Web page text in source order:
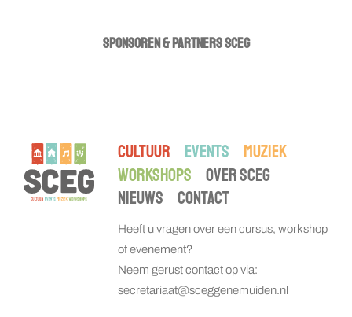
SPONSOREN & PARTNERS SCEG
CULTUUR EVENTS
MUZIEK
WORKSHOPS
OVER SCEG
NIEUWS
CONTACT
Heeft u vragen over een cursus, workshop
of evenement?
Neem gerust contact op via:
secretariaat@sceggenemuiden.nl